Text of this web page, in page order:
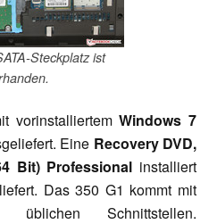
Steckplatz ist
vorinstalliertemWindows 7
Eine Recovery DVD,
Bit) Professional installiert
Das 350 G1 kommt mit
Schnittstellen.